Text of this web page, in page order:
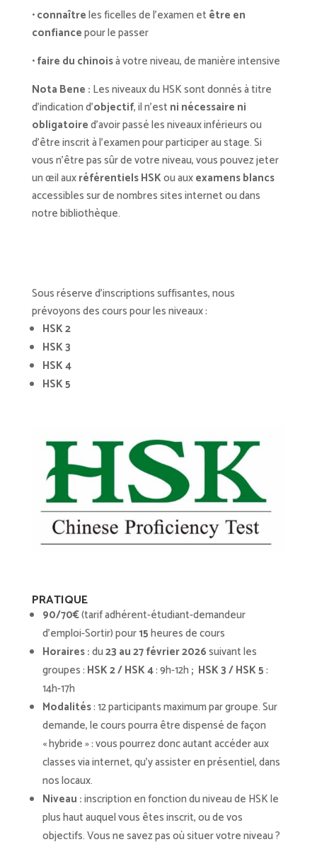
•connaîtreles ficelles de l’examen et être en
confiancepour le passer
•faire du chinoisà votre niveau, de manière intensive
Nota Bene : Les niveaux du HSK sont donnés à titre
d’indication d’objectif, il n’est ni nécessaire ni
obligatoired’avoir passé les niveaux inférieurs ou
d’être inscrit à l’examen pour participer au stage. Si
vous n’être pas sûr de votre niveau, vous pouvez jeter
un œil auxréférentiels HSKou auxexamens blancs
accessibles sur de nombres sites internet ou dans
notre bibliothèque.
Sous réserve d’inscriptions suffisantes, nous
prévoyons des cours pour les niveaux :
HSK2
HSK 3
HSK 4
HSK 5
PRATIQUE
90/70€(tarif adhérent-étudiant-demandeur
d’emploi-Sortir) pour15heures de cours
Horaires :du23 au 27 février 2026suivant les
groupes : HSK 2 / HSK 4: 9h-12h ; HSK 3 / HSK 5:
14h-17h
Modalités: 12 participants maximum par groupe. Sur
demande, le cours pourra être dispensé de façon
« hybride » : vous pourrez donc autant accéder aux
classes via internet, qu’y assister en présentiel, dans
nos locaux.
Niveau :inscription en fonction du niveau de HSK le
plus haut auquel vous êtes inscrit, ou de vos
objectifs. Vous ne savez pas où situer votre niveau ?